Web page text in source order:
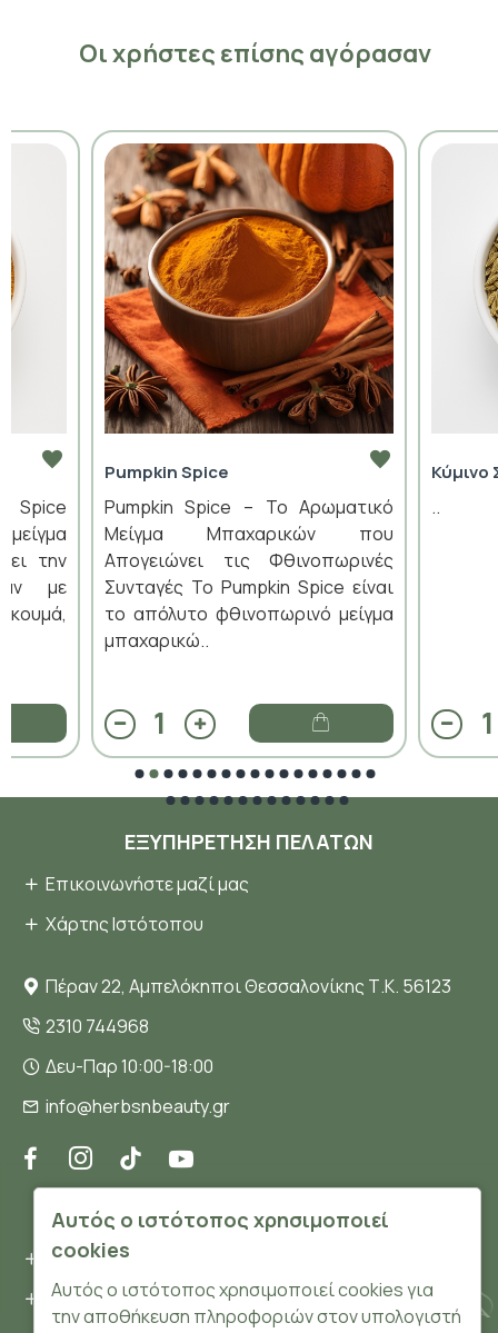
Οι χρήστες επίσης αγόρασαν
Spice
την
με
Pumpkin Spice
Pumpkin Spice – Το Αρωματικό
Μείγμα Μπαχαρικών που
Απογειώνει τις Φθινοπωρινές
Συνταγές Το Pumpkin Spice είναι
το απόλυτο φθινοπωρινό μείγμα
μπαχαρικώ..
Κύμινο
..
ΕΞΥΠΗΡΈΤΗΣΗ ΠΕΛΑΤΏΝ
Επικοινωνήστε μαζί μας
Χάρτης Ιστότοπου
Πέραν 22, Αμπελόκηποι Θεσσαλονίκης Τ.Κ. 56123
2310 744968
Δευ-Παρ 10:00-18:00
info@herbsnbeauty.gr
ΠΛΗΡΟΦΟΡΊΕΣ
Όροι και συνθήκες
Προσωπικά δεδομένα
Αυτός ο ιστότοπος χρησιμοποιεί
cookies
Αυτός ο ιστότοπος χρησιμοποιεί cookies για
την αποθήκευση πληροφοριών στον υπολογιστή